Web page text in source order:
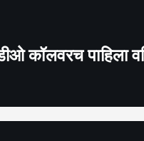
कॉलवरच पाहिला